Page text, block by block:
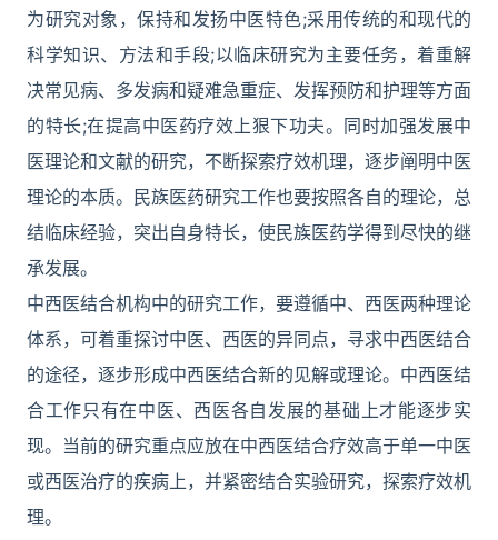
为研究对象，保持和发扬中医特色;采用传统的和现代的
科学知识、方法和手段;以临床研究为主要任务，着重解
决常见病、多发病和疑难急重症、发挥预防和护理等方面
的特长;在提高中医药疗效上狠下功夫。同时加强发展中
医理论和文献的研究，不断探索疗效机理，逐步阐明中医
理论的本质。民族医药研究工作也要按照各自的理论，总
结临床经验，突出自身特长，使民族医药学得到尽快的继
承发展。
中西医结合机构中的研究工作，要遵循中、西医两种理论
体系，可着重探讨中医、西医的异同点，寻求中西医结合
的途径，逐步形成中西医结合新的见解或理论。中西医结
合工作只有在中医、西医各自发展的基础上才能逐步实
现。当前的研究重点应放在中西医结合疗效高于单一中医
或西医治疗的疾病上，并紧密结合实验研究，探索疗效机
理。